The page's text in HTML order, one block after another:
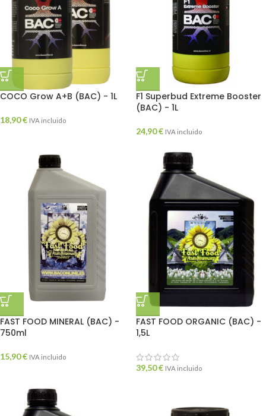
COCO Grow A+B (BAC) - 1L
18,90€ IVA incluido
F1 Superbud Extreme Booster
(BAC) - 1L
24,90€ IVA incluido
FAST FOOD MINERAL (BAC) -
750ml
15,90€ IVA incluido
FAST FOOD ORGANIC (BAC) -
1,5L
39,50€ IVA incluido